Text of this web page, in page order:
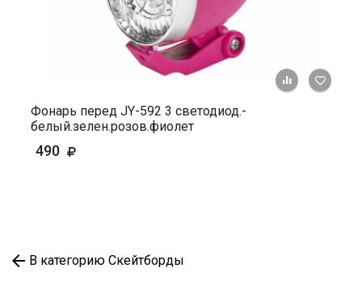
+ К
Фонарь перед JY-592 3 светодиод.-
белый.зелен.розов.фиолет
490
В категорию Скейтборды